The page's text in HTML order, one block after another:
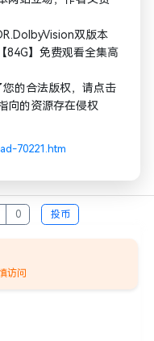
双版本
84G】免费观看全集高
的合法版权，请点击
向的资源存在侵权
70221.htm
0 投币
访问